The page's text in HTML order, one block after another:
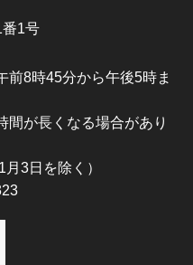
1号
前8時45分から午後5時ま
が長くなる場合があり
3日を除く）